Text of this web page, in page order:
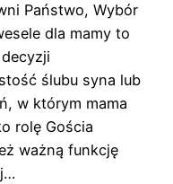
Państwo, Wybór
dla mamy to
ślubu syna lub
w którym mama
rolę Gościa
ważną funkcję